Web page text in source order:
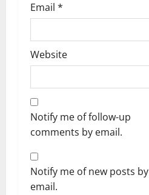
Email *
Website
Notify me of follow-up
comments by email.
Notify me of new posts by
email.